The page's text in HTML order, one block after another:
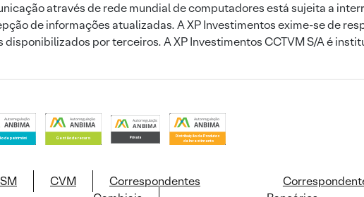
através de rede mundial de computadores está sujeita a
de informações atualizadas. A XP Investimentos exime-se de
disponibilizados por terceiros. A XP Investimentos CCTVM S/A é
CVM
Correspondentes